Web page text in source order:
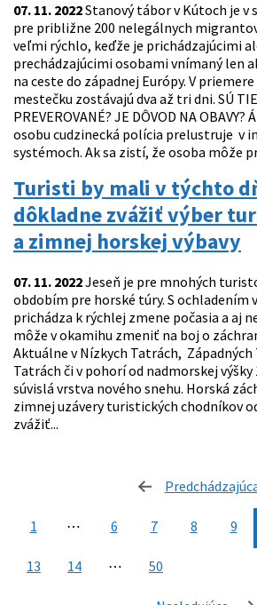
07. 11. 2022Stanový tábor v Kútoch je v
pre približne 200 nelegálnych
veľmi rýchlo, keďže je prichádzajúcimi
prechádzajúcimi osobami vnímaný len
na ceste do západnej Európy. V
mestečku zostávajú dva až tri dni. SÚ
PREVEROVANÉ? JE DÔVOD NA
osobu cudzinecká polícia prelustruje v
systémoch. Ak sa zistí, že osoba môže
Turisti by mali v týchto
dôkladne zvážiť výber
a zimnej horskej výbavy
07. 11. 2022Jeseň je pre mnohých
obdobím pre horské túry. S ochladením
prichádza k rýchlej zmene počasia a aj
môže v okamihu zmeniť na boj o
Aktuálne v Nízkych Tatrách, Západných
Tatrách či v pohorí od nadmorskej výšky
súvislá vrstva nového snehu. Horská
zimnej uzávery turistických chodníkov
zvážiť...
1 ⋯ 6 7 8 9
13 14 ⋯ 50